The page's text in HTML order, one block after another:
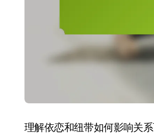
理解依恋和纽带如何影响关